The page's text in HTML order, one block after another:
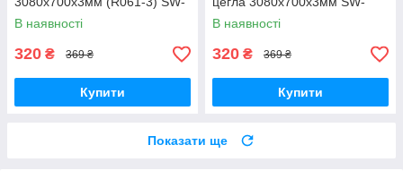
00001395
В наявності
320 ₴ 369 ₴
Купити
00001763
В наявності
320 ₴ 369 ₴
Купити
Показати ще